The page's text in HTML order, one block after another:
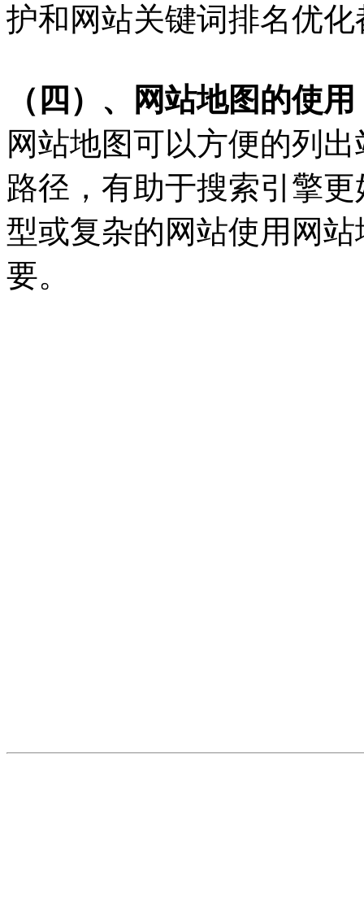
护和网站关键词排名优
（四）、网站地图的使用
网站地图可以方便的列
路径，有助于搜索引擎
型或复杂的网站使用网
要。